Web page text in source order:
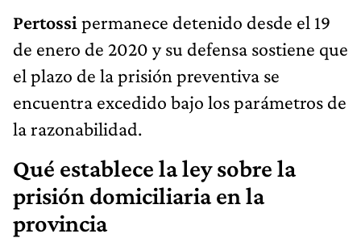
Pertossi permanece detenido desde el 19
de enero de 2020 y su defensa sostiene que
el plazo de la prisión preventiva se
encuentra excedido bajo los parámetros de
la razonabilidad.
Qué establece la ley sobre la
prisión domiciliaria en la
provincia